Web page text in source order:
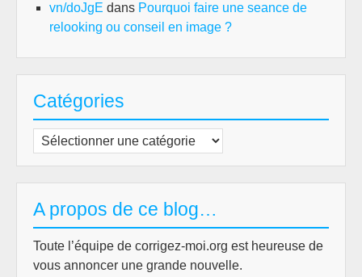
vn/doJgE dans Pourquoi faire une seance de
relooking ou conseil en image ?
Catégories
Catégories
A propos de ce blog…
Toute l’équipe de corrigez-moi.org est heureuse de
vous annoncer une grande nouvelle.